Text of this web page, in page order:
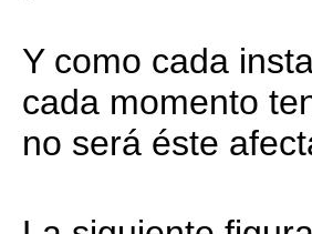
Y como cada
cada momento
no será éste